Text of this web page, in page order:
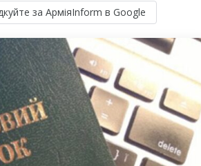
за АрміяInform в Google